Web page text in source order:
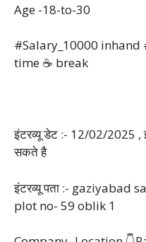
Age -18-to-30
#Salary_10000 inhand
time ☕ break
इंटरव्यू डेट :- 12/02/2025 ,
सकते है
इंटरव्यू पता :- gaziyabad
plot no- 59 oblik 1